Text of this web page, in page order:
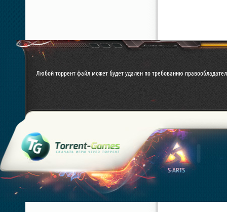
Любой торрент файл может будет удален по требованию